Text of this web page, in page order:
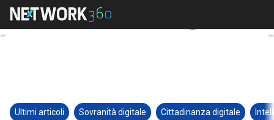
Ultimi articoli Sovranità digitale Cittadinanza digitale